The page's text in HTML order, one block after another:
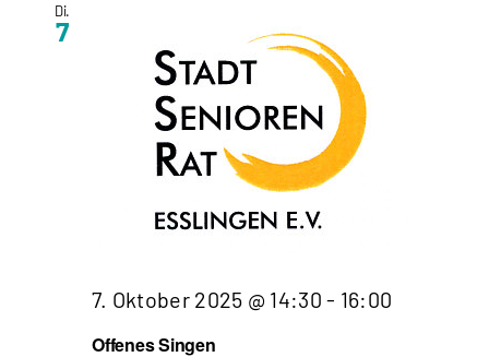
Di.
7
Offenes Singen
7. Oktober 2025 @ 14:30 - 16:00